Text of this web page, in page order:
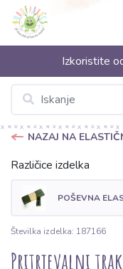
Izkoristite
NAZAJ NA
Različice izdelka
POŠEVNA
Številka izdelka: 187166
Pritrjevalni